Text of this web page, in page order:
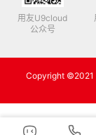
用友U9cloud
公众号
Copyright ©2021